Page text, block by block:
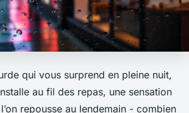
qui vous surprend en pleine nuit,
au fil des repas, une sensation
repousse au lendemain - combien